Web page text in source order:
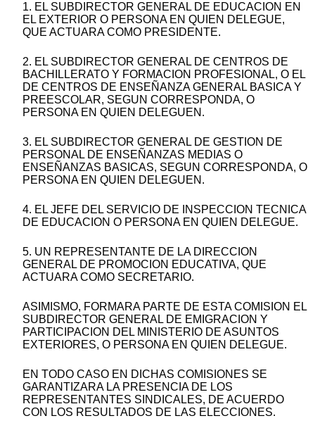
1. EL SUBDIRECTOR GENERAL DE EDUCACION EN
EL EXTERIOR O PERSONA EN QUIEN DELEGUE,
QUE ACTUARA COMO PRESIDENTE.
2. EL SUBDIRECTOR GENERAL DE CENTROS DE
BACHILLERATO Y FORMACION PROFESIONAL, O EL
DE CENTROS DE ENSEÑANZA GENERAL BASICA Y
PREESCOLAR, SEGUN CORRESPONDA, O
PERSONA EN QUIEN DELEGUEN.
3. EL SUBDIRECTOR GENERAL DE GESTION DE
PERSONAL DE ENSEÑANZAS MEDIAS O
ENSEÑANZAS BASICAS, SEGUN CORRESPONDA, O
PERSONA EN QUIEN DELEGUEN.
4. EL JEFE DEL SERVICIO DE INSPECCION TECNICA
DE EDUCACION O PERSONA EN QUIEN DELEGUE.
5. UN REPRESENTANTE DE LA DIRECCION
GENERAL DE PROMOCION EDUCATIVA, QUE
ACTUARA COMO SECRETARIO.
ASIMISMO, FORMARA PARTE DE ESTA COMISION EL
SUBDIRECTOR GENERAL DE EMIGRACION Y
PARTICIPACION DEL MINISTERIO DE ASUNTOS
EXTERIORES, O PERSONA EN QUIEN DELEGUE.
EN TODO CASO EN DICHAS COMISIONES SE
GARANTIZARA LA PRESENCIA DE LOS
REPRESENTANTES SINDICALES, DE ACUERDO
CON LOS RESULTADOS DE LAS ELECCIONES.